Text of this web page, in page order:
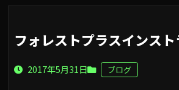
フォレストプラスインスト
2017年5月31日 ブログ